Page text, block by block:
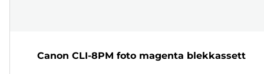
Canon CLI-8PM foto magenta blekkassett